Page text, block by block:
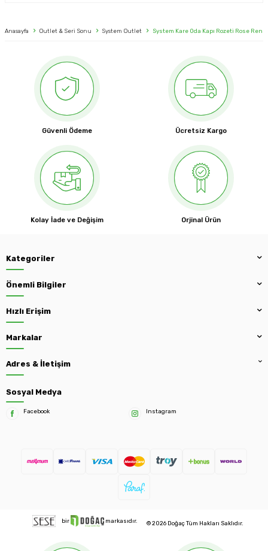
Anasayfa Outlet & Seri Sonu System Outlet System Kare Oda Kapı Rozeti Rose Renk
Güvenli Ödeme Ücretsiz Kargo
Kolay İade ve Değişim Orjinal Ürün
Kategoriler
Önemli Bilgiler
Hızlı Erişim
Markalar
Adres & İletişim
Sosyal Medya
Facebook Instagram
bir markasıdır. © 2026 Doğaç Tüm Hakları Saklıdır.